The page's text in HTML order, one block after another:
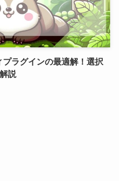
プラグインの最適解！選択
説